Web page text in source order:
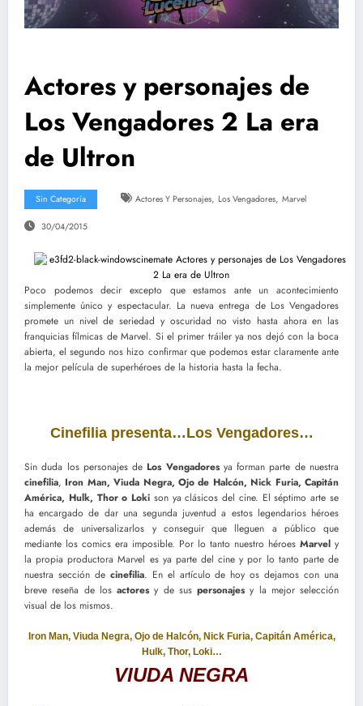
Actores y personajes de
Los Vengadores 2 La era
de Ultron
Sin Categoría Actores Y Personajes, Los Vengadores, Marvel
30/04/2015
Poco podemos decir excepto que estamos ante un acontecimiento
simplemente único y espectacular. La nueva entrega de Los Vengadores
promete un nivel de seriedad y oscuridad no visto hasta ahora en las
franquicias fílmicas de Marvel. Si el primer tráiler ya nos dejó con la boca
abierta, el segundo nos hizo confirmar que podemos estar claramente ante
la mejor película de superhéroes de la historia hasta la fecha.
Cinefilia presenta…Los Vengadores…
Sin duda los personajes de Los Vengadoresya forman parte de nuestra
cinefilia, Iron Man, Viuda Negra, Ojo de Halcón, Nick Furia, Capitán
América, Hulk, Thor o Loki son ya clásicos del cine. El séptimo arte se
ha encargado de dar una segunda juventud a estos legendarios héroes
además de universalizarlos y conseguir que lleguen a público que
mediante los comics era imposible. Por lo tanto nuestro héroes Marvel y
la propia productora Marvel es ya parte del cine y por lo tanto parte de
nuestra sección de cinefilia. En el artículo de hoy os dejamos con una
breve reseña de los actoresy de sus personajesy la mejor selección
visual de los mismos.
Iron Man, Viuda Negra, Ojo de Halcón, Nick Furia, Capitán América,
Hulk, Thor, Loki…
VIUDA NEGRA